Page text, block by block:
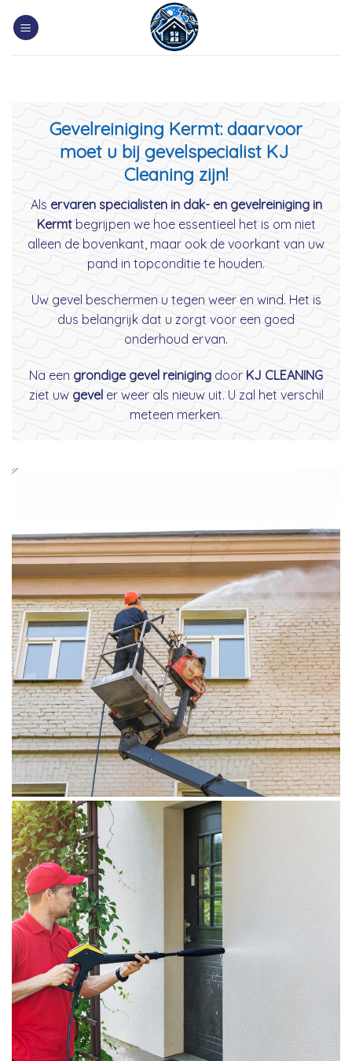
Gevelreiniging Kermt: daarvoor
moet u bij gevelspecialist KJ
Cleaning zijn!
Als ervaren specialisten in dak- en gevelreiniging in
Kermtbegrijpen we hoe essentieel het is om niet
alleen de bovenkant, maar ook de voorkant van uw
pand in topconditie te houden.
Uw gevel beschermen u tegen weer en wind. Het is
dus belangrijk dat u zorgt voor een goed
onderhoud ervan.
Na een grondige gevel reiniging door KJ CLEANING
ziet uw geveler weer als nieuw uit. U zal het verschil
meteen merken.